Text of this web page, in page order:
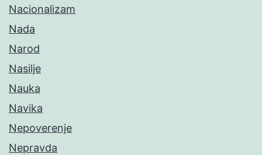
Nacionalizam
Nada
Narod
Nasilje
Nauka
Navika
Nepoverenje
Nepravda